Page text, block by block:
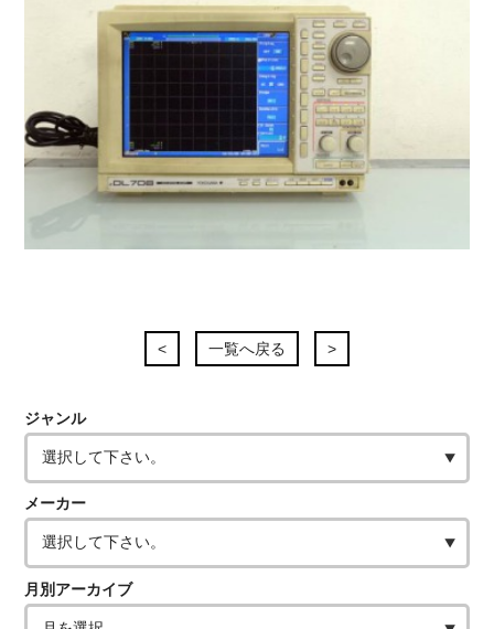
< 一覧へ戻る >
ジャンル
メーカー
月別アーカイブ